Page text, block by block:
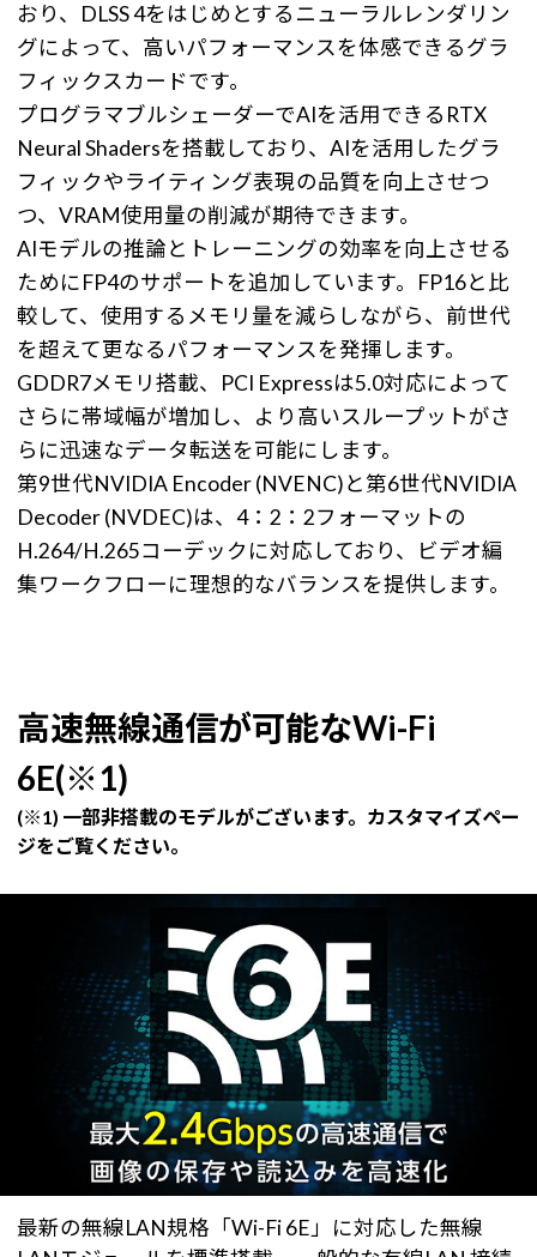
おり、DLSS 4をはじめとするニューラルレンダリン
グによって、高いパフォーマンスを体感できるグラ
フィックスカードです。
プログラマブルシェーダーでAIを活用できるRTX
Neural Shadersを搭載しており、AIを活用したグラ
フィックやライティング表現の品質を向上させつ
つ、VRAM使用量の削減が期待できます。
AIモデルの推論とトレーニングの効率を向上させる
ためにFP4のサポートを追加しています。FP16と比
較して、使用するメモリ量を減らしながら、前世代
を超えて更なるパフォーマンスを発揮します。
GDDR7メモリ搭載、PCI Expressは5.0対応によって
さらに帯域幅が増加し、より高いスループットがさ
らに迅速なデータ転送を可能にします。
第9世代NVIDIA Encoder (NVENC)と第6世代NVIDIA
Decoder (NVDEC)は、4：2：2フォーマットの
H.264/H.265コーデックに対応しており、ビデオ編
集ワークフローに理想的なバランスを提供します。
高速無線通信が可能なWi-Fi
6E(※1)
(※1) 一部非搭載のモデルがございます。カスタマイズペー
ジをご覧ください。
最新の無線LAN規格「Wi-Fi 6E」に対応した無線